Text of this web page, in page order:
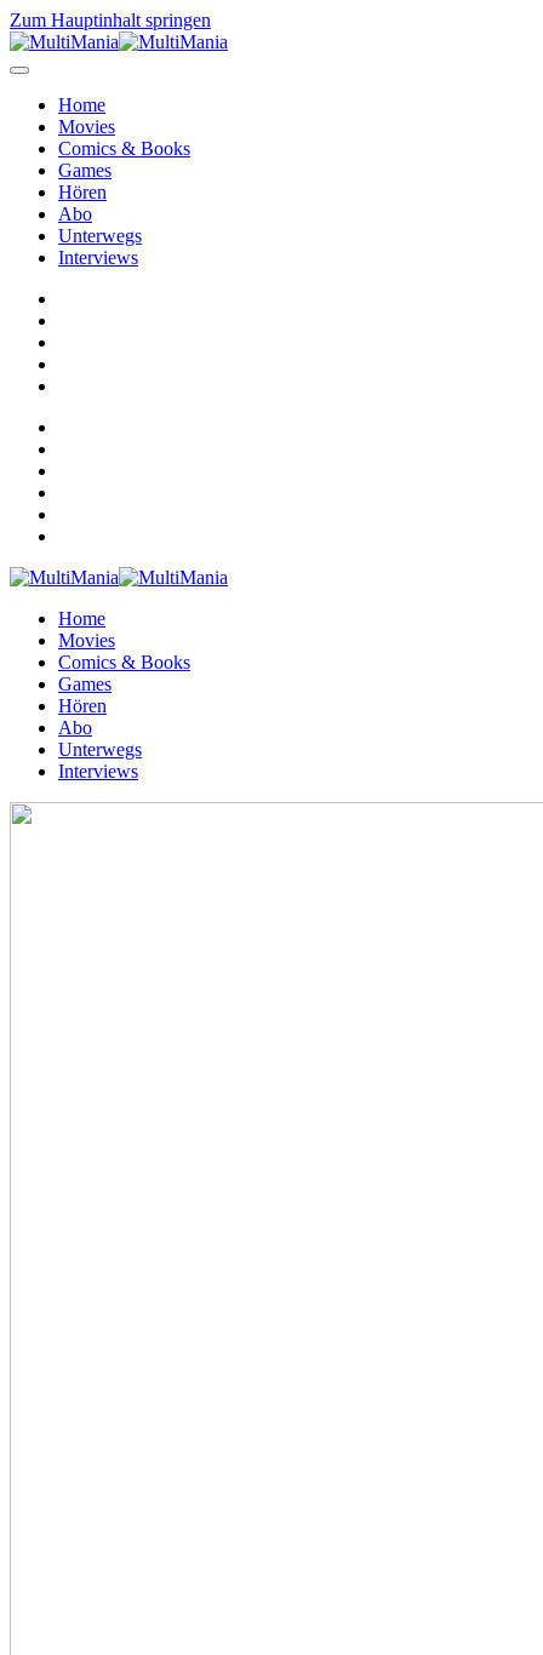
Zum Hauptinhalt springen
Home
Movies
Comics & Books
Games
Hören
Abo
Unterwegs
Interviews
Home
Movies
Comics & Books
Games
Hören
Abo
Unterwegs
Interviews